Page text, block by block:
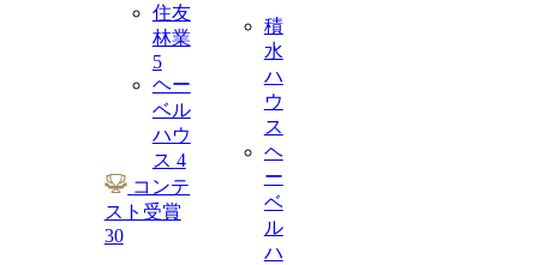
住友
林業
5
ヘー
ベル
ハウ
ス 4
コンテ
スト受賞
30
積
水
ハ
ウ
ス
ヘ
ー
ベ
ル
ハ